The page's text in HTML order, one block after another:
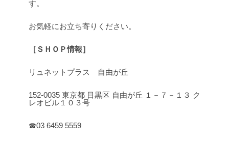
す。
お気軽にお立ち寄りください。
［ＳＨＯＰ情報］
リュネットプラス 自由が丘
152-0035 東京都 目黒区 自由が丘 １－７－１３ ク
レオビル１０３号
☎03 6459 5559